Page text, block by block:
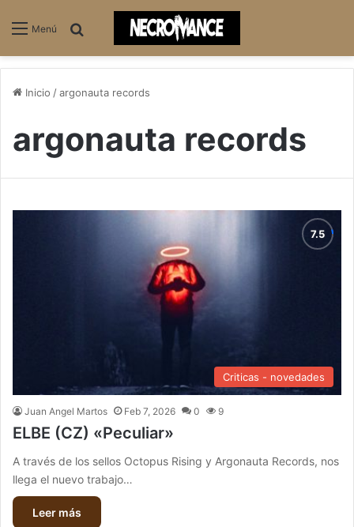
Menú
Inicio /argonauta records
argonauta records
Criticas - novedades
Juan Angel Martos Feb 7, 2026 0 9
ELBE (CZ) «Peculiar»
A través de los sellos Octopus Rising y Argonauta Records, nos
llega el nuevo trabajo…
Leer más